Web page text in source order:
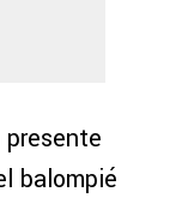
balompié